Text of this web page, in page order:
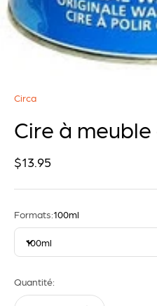
Circa
Cire à
Prix de vente
$13.95
Formats:100ml
100ml
Quantité: